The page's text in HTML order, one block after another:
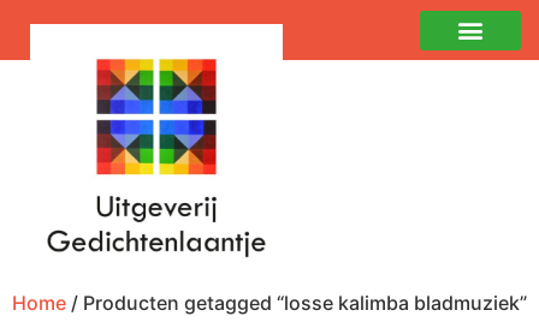
Home / Producten getagged “losse kalimba bladmuziek”